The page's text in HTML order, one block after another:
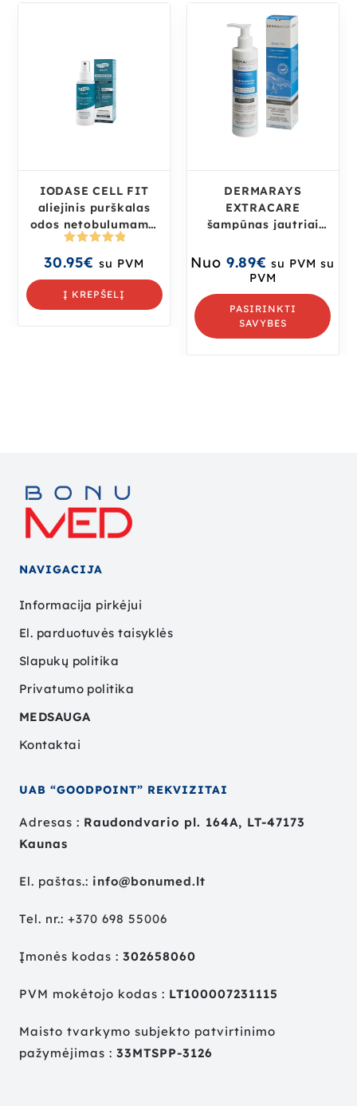
IODASE CELL FIT
aliejinis purškalas
odos netobulumams,
100 ml
s: 5.00iš
5
30.95€ su PVM
Į KREPŠELĮ
DERMARAYS
EXTRACARE
šampūnas jautriai
Nuo 9.89€ su PVM su
PVM
PASIRINKTI
SAVYBES
NAVIGACIJA
Informacija pirkėjui
El. parduotuvės taisyklės
Slapukų politika
Privatumo politika
MEDSAUGA
Kontaktai
UAB “GOODPOINT” REKVIZITAI
Adresas : Raudondvario pl. 164A, LT-47173
Kaunas
El. paštas.: info@bonumed.lt
Tel. nr.: +370 698 55006
Įmonės kodas : 302658060
PVM mokėtojo kodas : LT100007231115
Maisto tvarkymo subjekto patvirtinimo
pažymėjimas : 33MTSPP-3126